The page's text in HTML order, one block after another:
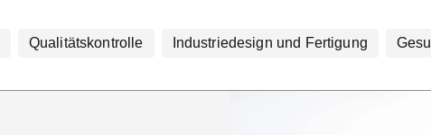
Qualitätskontrolle Industriedesign und Fertigung